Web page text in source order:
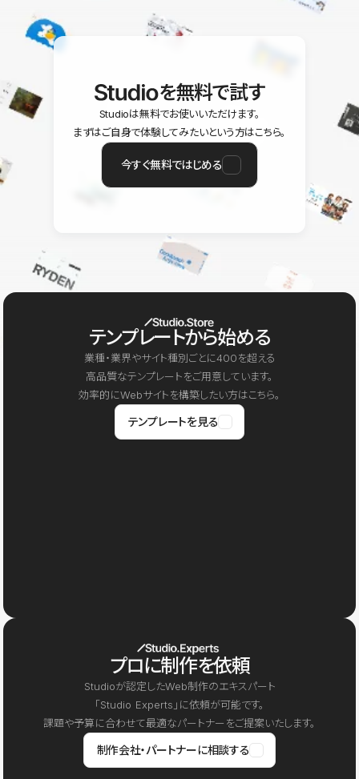
を無料で試す
Studioは無料でお使いいただけます。
まずはご自身で体験してみたいという方はこちら。
今すぐ無料ではじめる
テンプレートから始める
業種・業界やサイト種別ごとに400を超える
高品質なテンプレートをご用意しています。
効率的にWebサイトを構築したい方はこちら。
テンプレートを見る
プロに制作を依頼
Studioが認定したWeb制作のエキスパート
「Studio Experts」に依頼が可能です。
課題や予算に合わせて最適なパートナーをご提案いたします。
制作会社・パートナーに相談する